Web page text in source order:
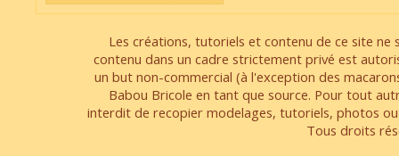
Les créations, tutoriels et contenu de ce site
contenu dans un cadre strictement privé est
un but non-commercial (à l'exception des
Babou Bricole en tant que source. Pour tout
interdit de recopier modelages, tutoriels, photos
Tous droits